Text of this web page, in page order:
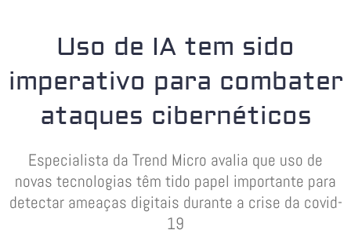
Uso de IA tem sido
imperativo para combater
ataques cibernéticos
Especialista da Trend Micro avalia que uso de
novas tecnologias têm tido papel importante para
detectar ameaças digitais durante a crise da covid-
19